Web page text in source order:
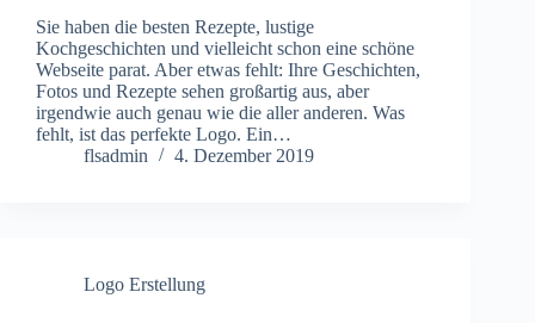
Sie haben die besten Rezepte, lustige
Kochgeschichten und vielleicht schon eine schöne
Webseite parat. Aber etwas fehlt: Ihre Geschichten,
Fotos und Rezepte sehen großartig aus, aber
irgendwie auch genau wie die aller anderen. Was
fehlt, ist das perfekte Logo. Ein…
flsadmin
4. Dezember 2019
Logo Erstellung